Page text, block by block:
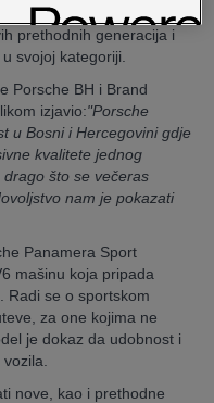
modela Porsche
prethodnih generacija i
svojoj kategoriji.
Porsche BH i Brand
izjavio:"Porsche
u Bosni i Hercegovini gdje
kvalitete jednog
što se večeras
nam je pokazati
Panamera Sport
mašinu koja pripada
Radi se o sportskom
za one kojima ne
je dokaz da udobnost i
nove, kao i prethodne